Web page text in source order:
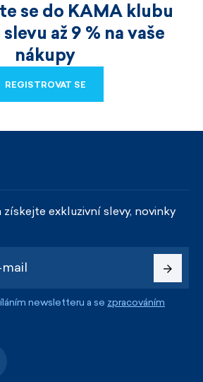
se do KAMA klubu
až 9 % na vaše
nákupy
REGISTROVAT SE
získejte exkluzivní slevy, novinky
newsletteru a se zpracováním